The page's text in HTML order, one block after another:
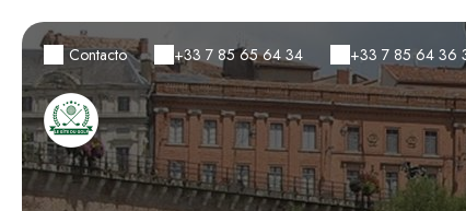
Contacto +33 7 85 65 64 34 +33 7 85 64 36